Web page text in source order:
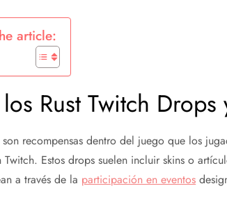
article:
Rust Twitch
son recompensas dentro del juego que los
Twitch. Estos drops suelen incluir skins o
a través de la participación en eventos